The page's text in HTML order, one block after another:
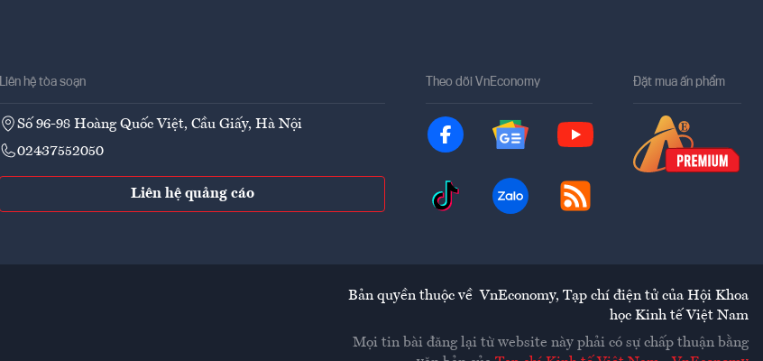
Liên hệ tòa soạn
Số 96-98 Hoàng Quốc Việt, Cầu Giấy, Hà Nội
02437552050
Liên hệ quảng cáo
Theo dõi VnEconomy Đặt mua ấn phẩm
Bản quyền thuộc về VnEconomy, Tạp chí điện tử của Hội Khoa
học Kinh tế Việt Nam
Mọi tin bài đăng lại từ website này phải có sự chấp thuận bằng